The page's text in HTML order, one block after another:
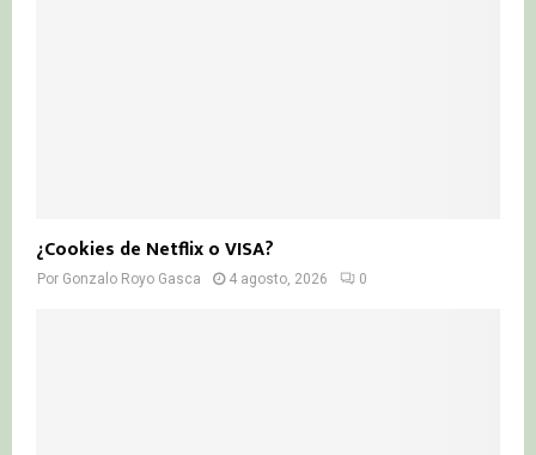
¿Cookies de Netflix o VISA?
Por Gonzalo Royo Gasca 4 agosto, 2026 0